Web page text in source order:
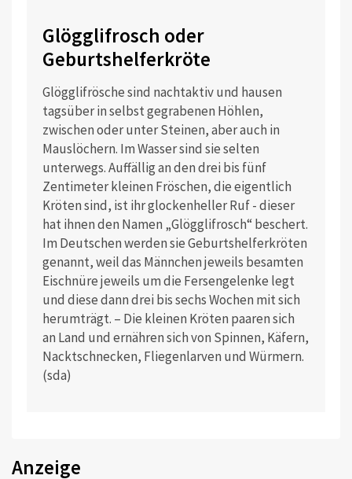
Glögglifrosch oder
Geburtshelferkröte
Glögglifrösche sind nachtaktiv und hausen
tagsüber in selbst gegrabenen Höhlen,
zwischen oder unter Steinen, aber auch in
Mauslöchern. Im Wasser sind sie selten
unterwegs. Auffällig an den drei bis fünf
Zentimeter kleinen Fröschen, die eigentlich
Kröten sind, ist ihr glockenheller Ruf - dieser
hat ihnen den Namen „Glögglifrosch“ beschert.
Im Deutschen werden sie Geburtshelferkröten
genannt, weil das Männchen jeweils besamten
Eischnüre jeweils um die Fersengelenke legt
und diese dann drei bis sechs Wochen mit sich
herumträgt. – Die kleinen Kröten paaren sich
an Land und ernähren sich von Spinnen, Käfern,
Nacktschnecken, Fliegenlarven und Würmern.
(sda)
Anzeige